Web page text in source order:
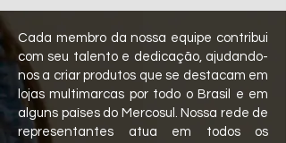
Cada membro da nossa equipe contribui
com seu talento e dedicação, ajudando-
nos a criar produtos que se destacam em
lojas multimarcas por todo o Brasil e em
alguns países do Mercosul. Nossa rede de
representantes atua em todos os